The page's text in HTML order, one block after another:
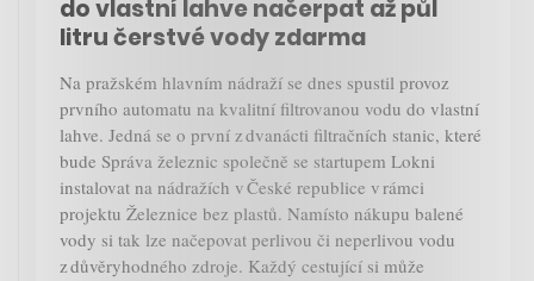
do vlastní lahve načerpat až půl
litru čerstvé vody zdarma
Na pražském hlavním nádraží se dnes spustil provoz
prvního automatu na kvalitní filtrovanou vodu do vlastní
lahve. Jedná se o první z dvanácti filtračních stanic, které
bude Správa železnic společně se startupem Lokni
instalovat na nádražích v České republice v rámci
projektu Železnice bez plastů. Namísto nákupu balené
vody si tak lze načepovat perlivou či neperlivou vodu
z důvěryhodného zdroje. Každý cestující si může